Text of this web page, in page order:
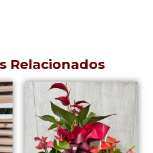
Relacionados